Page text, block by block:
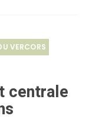
VERCORS
centrale